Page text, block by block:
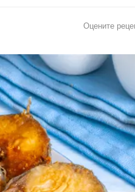
Оцените